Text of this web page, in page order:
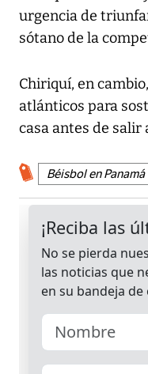
urgencia de
sótano de la
Chiriquí, en
atlánticos para
casa antes de salir
Béisbol en Panamá